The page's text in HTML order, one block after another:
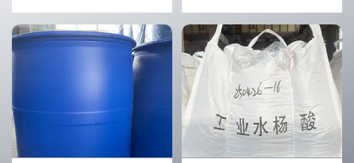
本品为白色结晶或结晶性粉末，具
吸湿性。
水杨酸钠呈鳞片或是粉末状，无味
易溶于水.